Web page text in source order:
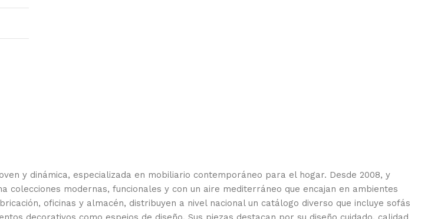
y dinámica, especializada en mobiliario contemporáneo para el hogar. Desde 2008, y
modernas, funcionales y con un aire mediterráneo que encajan en ambientes
oficinas y almacén, distribuyen a nivel nacional un catálogo diverso que incluye sofás